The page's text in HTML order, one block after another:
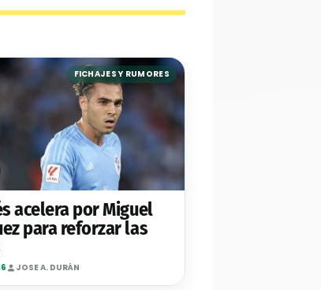
FICHAJES Y RUMORES
acelera por Miguel
para reforzar las
JOSE A. DURÁN